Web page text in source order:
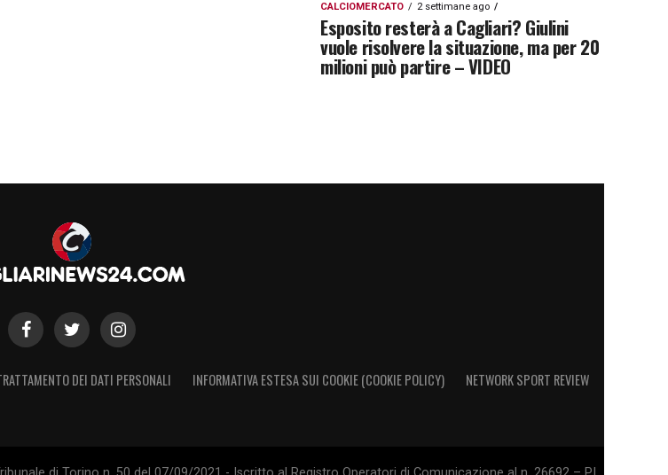
con lui, era molto
vado all’Unipol Domus
ma del Cagliari in
.
CALCIOMERCATO 2 settimane ago
Esposito resterà a Cagliari? Giulini
vuole risolvere la situazione, ma per 20
milioni può partire – VIDEO
DEI DATI PERSONALI INFORMATIVA ESTESA SUI COOKIE (COOKIE POLICY) NETWORK SPORT REVIEW